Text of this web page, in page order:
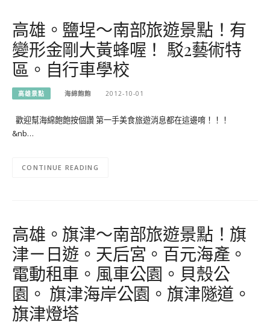
高雄。鹽埕～南部旅遊景點！有
變形金剛大黃蜂喔！ 駁2藝術特
區。自行車學校
高雄景點 海綿飽飽 2012-10-01
歡迎幫海綿飽飽按個讚 第一手美食旅遊消息都在這邊唷！！！
&nb…
CONTINUE READING
高雄。旗津～南部旅遊景點！旗
津ㄧ日遊。天后宮。百元海產。
電動租車。風車公園。貝殼公
園。 旗津海岸公園。旗津隧道。
旗津燈塔